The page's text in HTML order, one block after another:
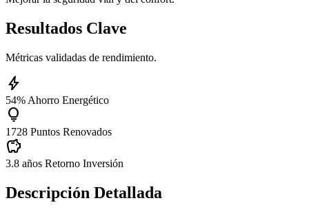
Resultados Clave
Métricas validadas de rendimiento.
bolt
54% Ahorro Energético
lightbulb
1728 Puntos Renovados
savings
3.8 años Retorno Inversión
Descripción Detallada